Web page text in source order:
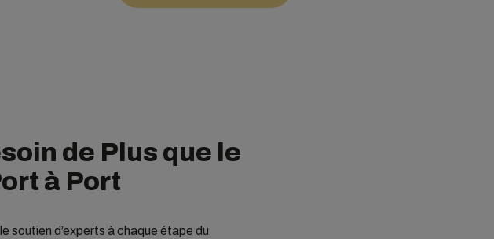
de Plus que le
à Port
soutien d’experts à chaque étape du